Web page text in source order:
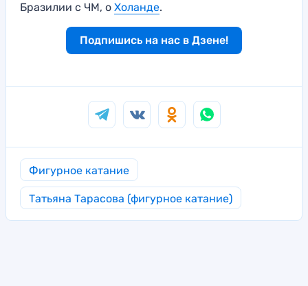
Бразилии с ЧМ, о Холанде.
Подпишись на нас в Дзене!
Фигурное катание
Татьяна Тарасова (фигурное катание)